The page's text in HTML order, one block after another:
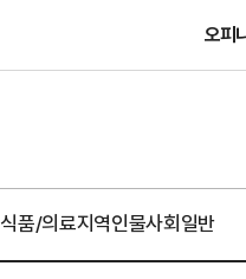
오피
식품/의료지역인물사회일반